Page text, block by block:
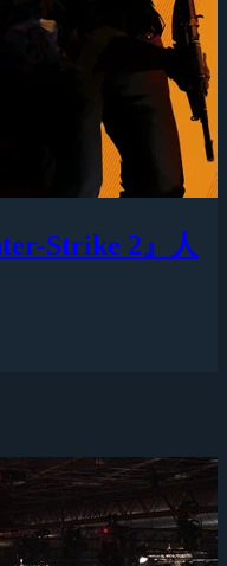
Strike 2』人